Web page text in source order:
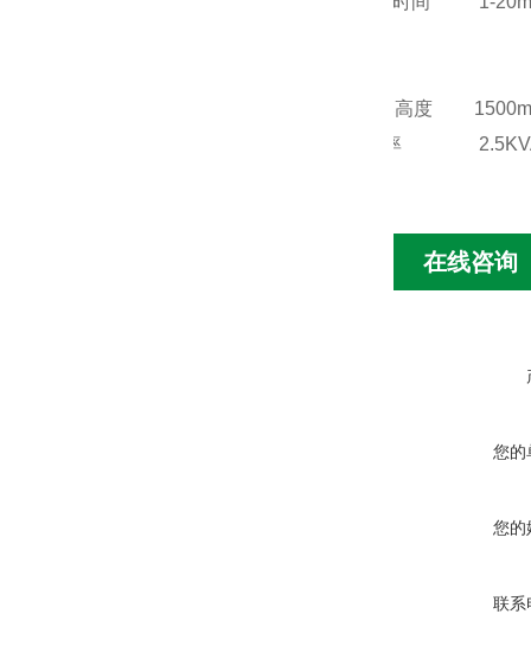
zui大跌落高度
总功率
在线咨询
您的
您的
联系